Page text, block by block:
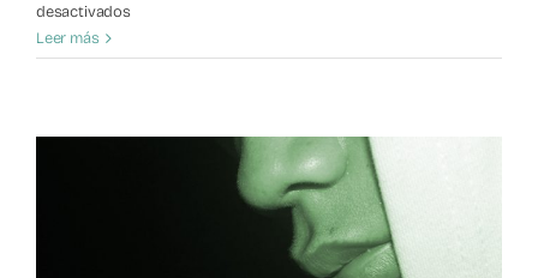
desactivadosen
Formados
Leer más